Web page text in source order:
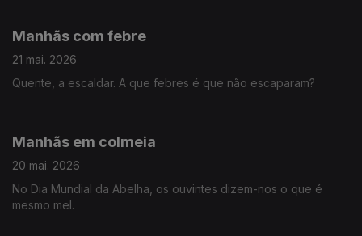
Manhãs com febre
21 mai. 2026
Quente, a escaldar. A que febres é que não escaparam?
Manhãs em colmeia
20 mai. 2026
No Dia Mundial da Abelha, os ouvintes dizem-nos o que é
mesmo mel.